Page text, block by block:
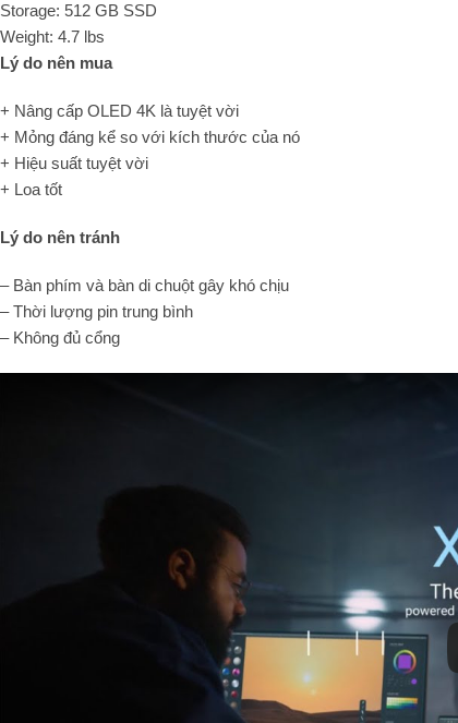
Storage: 512 GB SSD
Weight: 4.7 lbs
Lý do nên mua
+ Nâng cấp OLED 4K là tuyệt vời
+ Mỏng đáng kể so với kích thước của nó
+ Hiệu suất tuyệt vời
+ Loa tốt
Lý do nên tránh
– Bàn phím và bàn di chuột gây khó chịu
– Thời lượng pin trung bình
– Không đủ cổng